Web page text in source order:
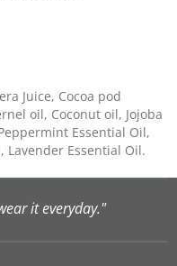
Juice, Cocoa pod
oil, Coconut oil, Jojoba
Essential Oil,
Lavender Essential Oil.
it everyday."